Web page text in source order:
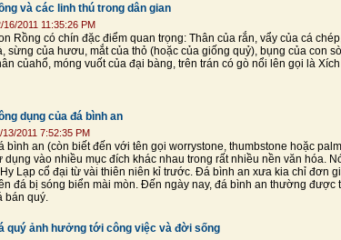
và các linh thú trong dân gian
16/2011 11:35:26 PM
Rồng có chín đặc điểm quan trọng: Thân của rắn, vẩy của cá
sừng của hươu, mắt của thỏ (hoặc của giống quỷ), bụng của con
củahổ, móng vuốt của đại bàng, trên trán có gò nổi lên gọi là
dụng của đá bình an
13/2011 7:52:35 PM
bình an (còn biết đến với tên gọi worrystone, thumbstone hoặc
dụng vào nhiều mục đích khác nhau trong rất nhiều nền văn hóa.
Lạp cổ đại từ vài thiên niên kỉ trước. Đá bình an xưa kia chỉ đơn
đá bị sóng biển mài mòn. Đến ngày nay, đá bình an thường được
bán quý.
quý ảnh hưởng tới công việc và đời sống